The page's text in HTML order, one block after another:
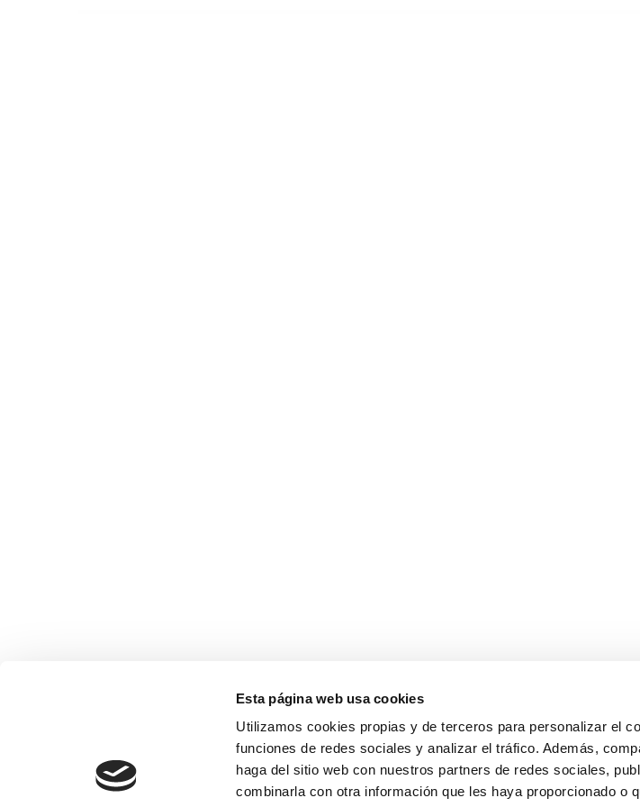
Esta página web usa cookies
Utilizamos cookies propias y de terceros para personalizar el
funciones de redes sociales y analizar el tráfico. Además,
haga del sitio web con nuestros partners de redes sociales,
combinarla con otra información que les haya proporcionado o